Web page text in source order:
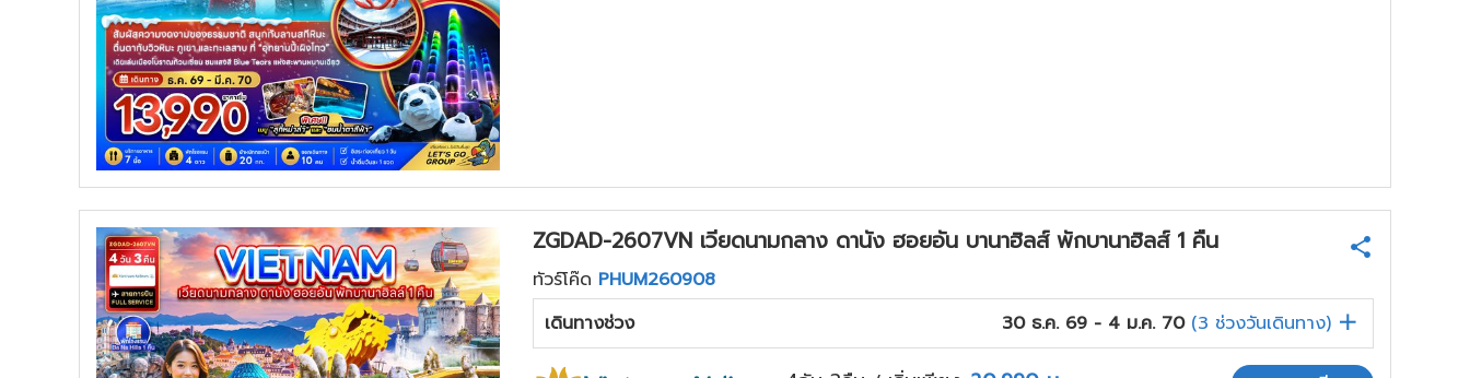
ZGDAD-2607VN เวียดนามกลาง ดานัง ฮอยอัน บานาฮิลส์ พักบานาฮิลส์ 1 คืน
ทัวร์โค๊ด PHUM260908
เดินทางช่วง
30 ธ.ค. 69 - 4 ม.ค. 70 (3 ช่วงวันเดินทาง)